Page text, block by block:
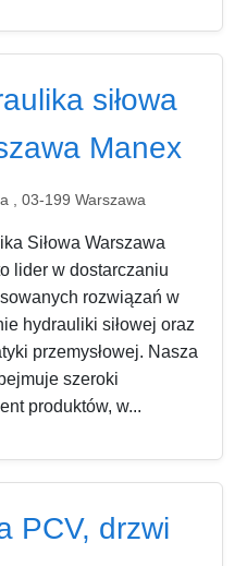
siłowa
Manex
, 03-199 Warszawa
Siłowa Warszawa
lider w dostarczaniu
rozwiązań w
hydrauliki siłowej oraz
przemysłowej. Nasza
szeroki
produktów, w...
PCV, drzwi